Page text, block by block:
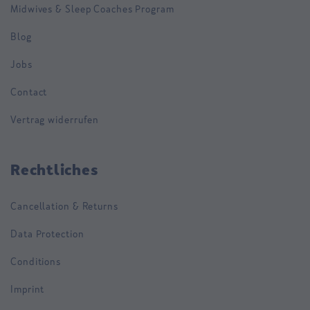
Midwives & Sleep Coaches Program
Blog
Jobs
Contact
Vertrag widerrufen
Rechtliches
Cancellation & Returns
Data Protection
Conditions
Imprint